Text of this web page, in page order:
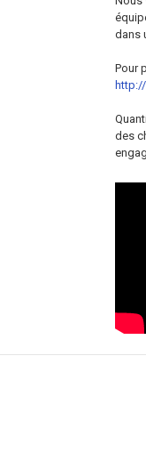
dans
Pour
des